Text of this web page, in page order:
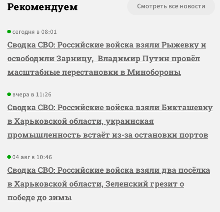
Рекомендуем Смотреть все новости
сегодня в 08:01
Сводка СВО: Российские войска взяли Рыжевку и
освободили Зарницу, Владимир Путин провёл
масштабные перестановки в Минобороны
вчера в 11:26
Сводка СВО: Российские войска взяли Бикташевку
в Харьковской области, украинская
промышленность встаёт из-за остановки портов
04 авг в 10:46
Сводка СВО: Российские войска взяли два посёлка
в Харьковской области, Зеленский грезит о
победе до зимы